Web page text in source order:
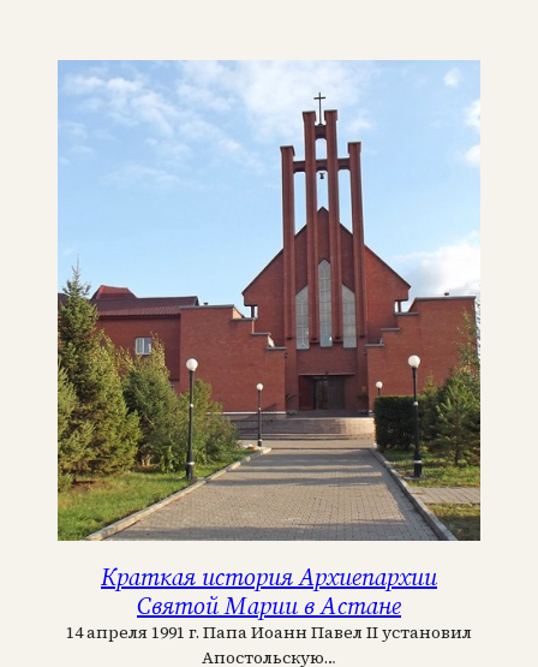
Краткая история Архиепархии
Святой Марии в Астане
14 апреля 1991 г. Папа Иоанн Павел II установил
Апостольскую…